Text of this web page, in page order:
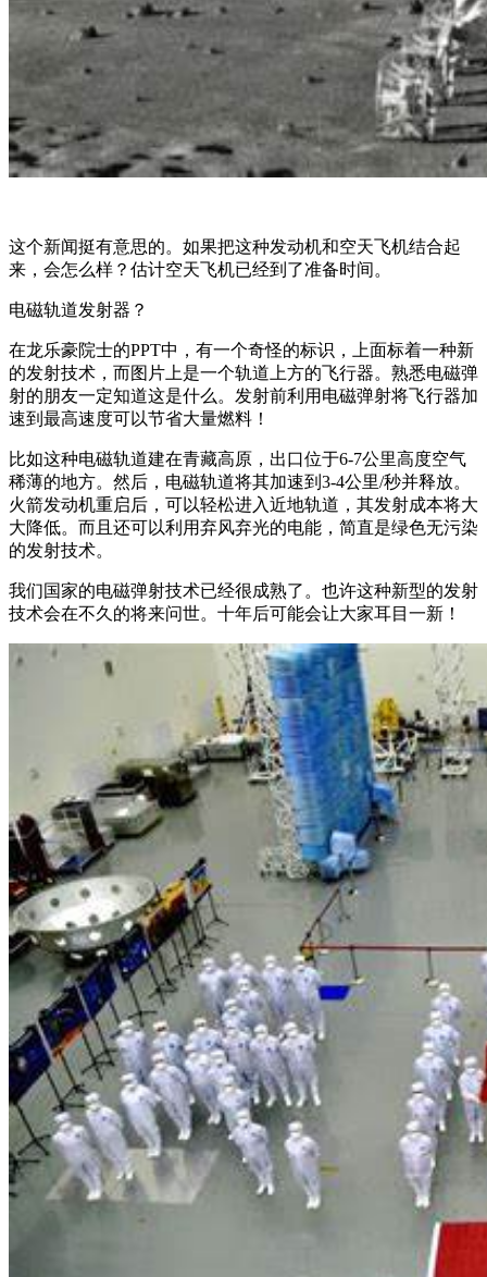
这个新闻挺有意思的。如果把这种发动机和空天飞机结合起
来，会怎么样？估计空天飞机已经到了准备时间。
电磁轨道发射器？
在龙乐豪院士的PPT中，有一个奇怪的标识，上面标着一种新
的发射技术，而图片上是一个轨道上方的飞行器。熟悉电磁弹
射的朋友一定知道这是什么。发射前利用电磁弹射将飞行器加
速到最高速度可以节省大量燃料！
比如这种电磁轨道建在青藏高原，出口位于6-7公里高度空气
稀薄的地方。然后，电磁轨道将其加速到3-4公里/秒并释放。
火箭发动机重启后，可以轻松进入近地轨道，其发射成本将大
大降低。而且还可以利用弃风弃光的电能，简直是绿色无污染
的发射技术。
我们国家的电磁弹射技术已经很成熟了。也许这种新型的发射
技术会在不久的将来问世。十年后可能会让大家耳目一新！